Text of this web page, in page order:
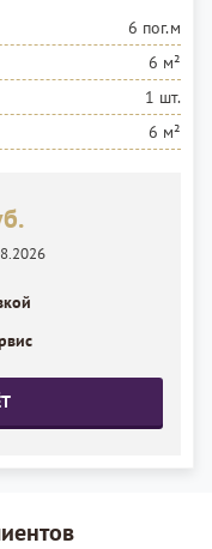
6 пог.м
6 м²
1 шт.
6 м²